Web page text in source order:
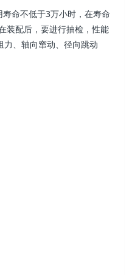
命不低于3万小时，在寿命
装配后，要进行抽检，性能
、轴向窜动、径向跳动